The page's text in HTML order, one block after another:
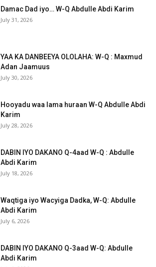
Damac Dad iyo… W-Q Abdulle Abdi Karim
July 31, 2026
YAA KA DANBEEYA OLOLAHA: W-Q : Maxmud
Adan Jaamuus
July 30, 2026
Hooyadu waa lama huraan W-Q Abdulle Abdi
Karim
July 28, 2026
DABIN IYO DAKANO Q-4aad W-Q : Abdulle
Abdi Karim
July 18, 2026
Waqtiga iyo Wacyiga Dadka, W-Q: Abdulle
Abdi Karim
July 6, 2026
DABIN IYO DAKANO Q-3aad W-Q: Abdulle
Abdi Karim